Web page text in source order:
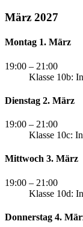
März 2027
Montag 1. März
19:00 – 21:00
Klasse 10b:
Dienstag 2. März
19:00 – 21:00
Klasse 10c:
Mittwoch 3. März
19:00 – 21:00
Klasse 10d:
Donnerstag 4.